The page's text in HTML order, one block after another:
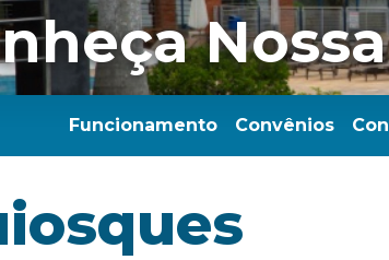
Funcionamento Convênios